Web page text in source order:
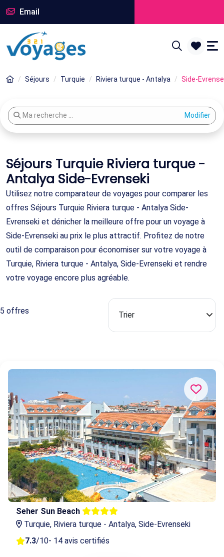
Email
Séjours Turquie Riviera turque - Antalya Side-
Modifier votre recherche
Ma recherche ...
Séjours Turquie Riviera turque -
Antalya Side-Evrenseki
Utilisez notre comparateur de voyages pour comparer les
offres Séjours Turquie Riviera turque - Antalya Side-
Evrenseki et dénicher la meilleure offre pour un voyage à
Side-Evrenseki au prix le plus attractif. Profitez de notre
outil de comparaison pour économiser sur votre voyage à
Turquie, Riviera turque - Antalya, Side-Evrenseki et rendre
votre voyage encore plus agréable.
5 offres
Seher Sun Beach
Turquie, Riviera turque - Antalya, Side-Evrenseki
7.3/10- 14 avis certifiés